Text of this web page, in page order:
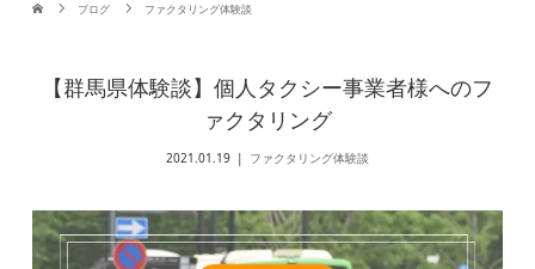
ブログ ファクタリング体験談
【群馬県体験談】個人タクシー事業者様へのフ
ァクタリング
2021.01.19 ファクタリング体験談